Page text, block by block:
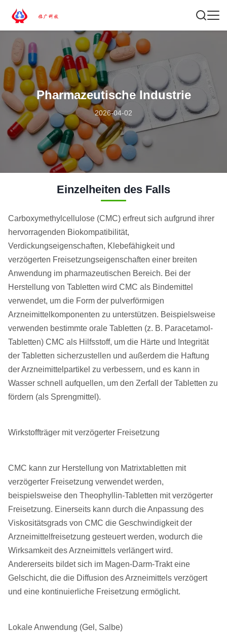
Pharmazeutische Industrie
2026-04-02
Einzelheiten des Falls
Carboxymethylcellulose (CMC) erfreut sich aufgrund ihrer
hervorragenden Biokompatibilität,
Verdickungseigenschaften, Klebefähigkeit und
verzögerten Freisetzungseigenschaften einer breiten
Anwendung im pharmazeutischen Bereich. Bei der
Herstellung von Tabletten wird CMC als Bindemittel
verwendet, um die Form der pulverförmigen
Arzneimittelkomponenten zu unterstützen. Beispielsweise
verwenden bestimmte orale Tabletten (z. B. Paracetamol-
Tabletten) CMC als Hilfsstoff, um die Härte und Integrität
der Tabletten sicherzustellen und außerdem die Haftung
der Arzneimittelpartikel zu verbessern, und es kann in
Wasser schnell aufquellen, um den Zerfall der Tabletten zu
fördern (als Sprengmittel).
Wirkstoffträger mit verzögerter Freisetzung
CMC kann zur Herstellung von Matrixtabletten mit
verzögerter Freisetzung verwendet werden,
beispielsweise den Theophyllin-Tabletten mit verzögerter
Freisetzung. Einerseits kann durch die Anpassung des
Viskositätsgrads von CMC die Geschwindigkeit der
Arzneimittelfreisetzung gesteuert werden, wodurch die
Wirksamkeit des Arzneimittels verlängert wird.
Andererseits bildet sich im Magen-Darm-Trakt eine
Gelschicht, die die Diffusion des Arzneimittels verzögert
und eine kontinuierliche Freisetzung ermöglicht.
Lokale Anwendung (Gel, Salbe)